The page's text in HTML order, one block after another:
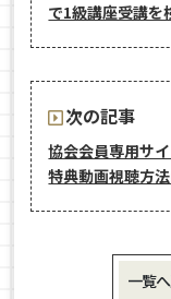
で1級講座受講を
次の記事
協会会員専用サ
特典動画視聴方
一覧